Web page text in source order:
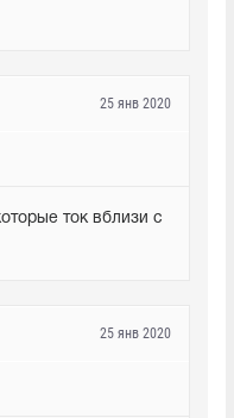
25 янв 2020
ток вблизи с
25 янв 2020